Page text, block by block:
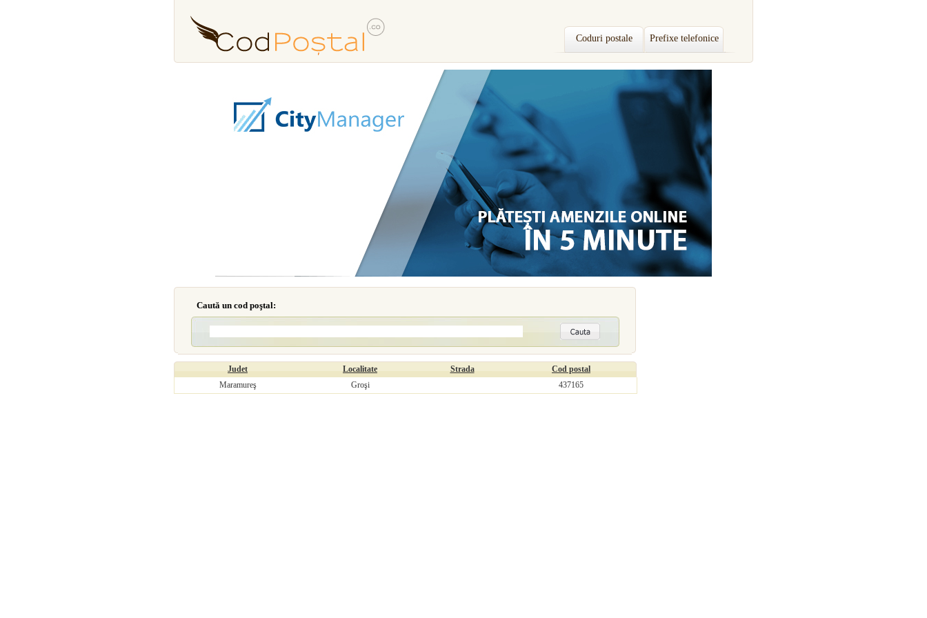
Coduri postale Prefixe telefonice
Caută un cod poştal:
Judet Localitate Strada
Cod postal
Maramureş
Groşi 437165